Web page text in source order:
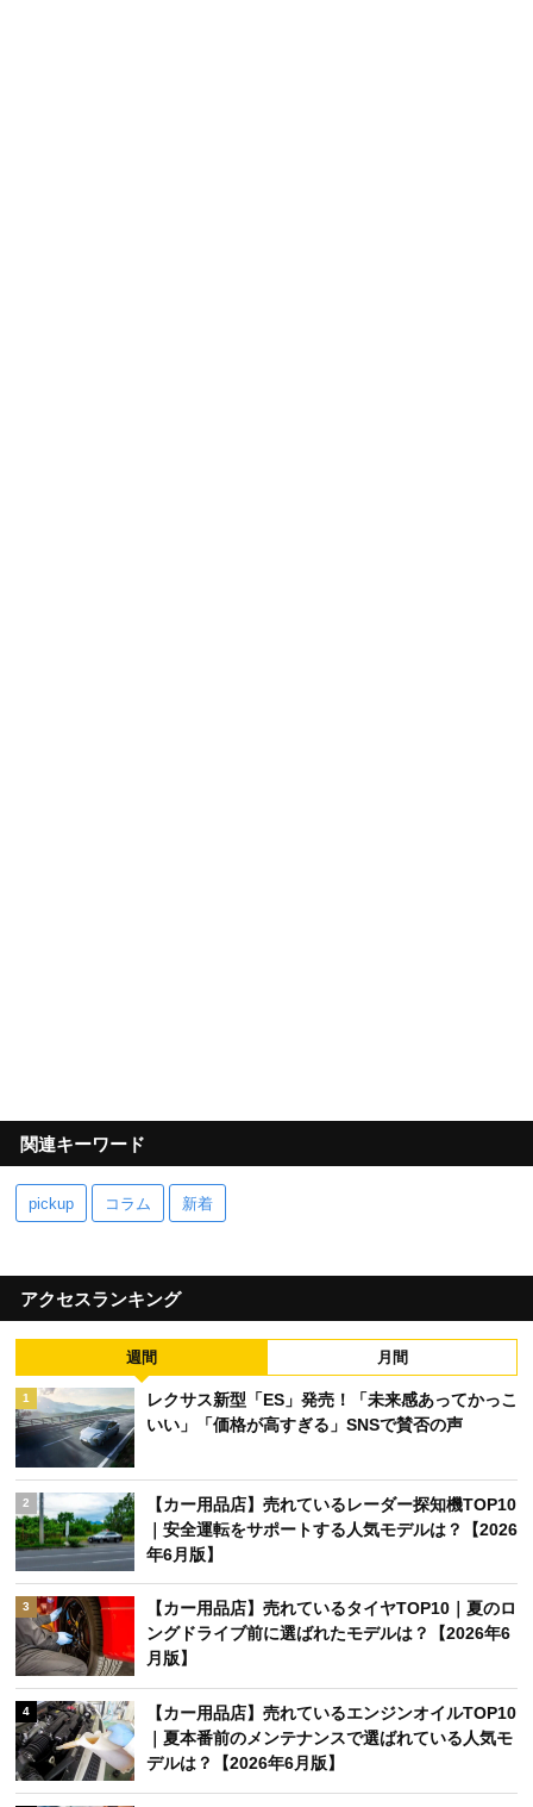
関連キーワード
pickup コラム 新着
アクセスランキング
週間 月間
1
レクサス新型「ES」発売！「未来感あってかっこ
いい」「価格が高すぎる」SNSで賛否の声
2
【カー用品店】売れているレーダー探知機TOP10
｜安全運転をサポートする人気モデルは？【2026
年6月版】
3
【カー用品店】売れているタイヤTOP10｜夏のロ
ングドライブ前に選ばれたモデルは？【2026年6
月版】
4
【カー用品店】売れているエンジンオイルTOP10
｜夏本番前のメンテナンスで選ばれている人気モ
デルは？【2026年6月版】